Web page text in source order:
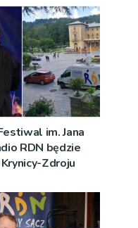
im. Jana
RDN będzie
Zdroju